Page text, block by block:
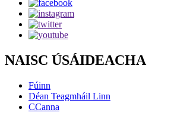
NAISC ÚSÁIDEACHA
Fúinn
Déan Teagmháil Linn
CCanna